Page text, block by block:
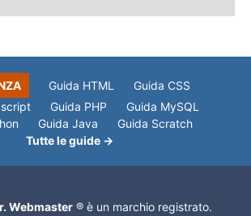
Guida HTML
Guida CSS
Guida PHP
Guida MySQL
Guida Java
Guida Scratch
Tutte le guide →
Webmaster ® è un marchio registrato.